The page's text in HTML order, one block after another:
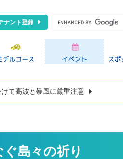
ナント登録
て高波と暴風に厳重注意
島々の祈り